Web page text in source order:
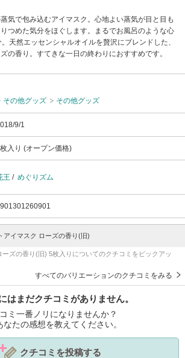
気で包み込むアイマスク。心地よい蒸気が目と目も
つめた気分をほぐします。まるでお風呂のような心
天然エッセンシャルオイルを贅沢にブレンドした、
の香り。すてきな一日の終わりにおすすめです。
その他グッズ その他グッズ
9/1
入り (オープン価格)
王 / めぐりズム
アイマスク ローズの香り(旧)
ズの香り(旧) 5枚入りについてのクチコミをピックアッ
すべてのバリエーションのクチコミをみる
はまだクチコミがありません。
ミ一番ノリになりませんか？
なたの感想を教えてください。
クチコミを投稿する